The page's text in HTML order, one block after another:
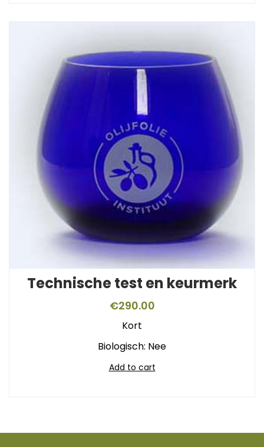
Technische test en keurmerk
€290.00
Kort
Biologisch: Nee
Add to cart